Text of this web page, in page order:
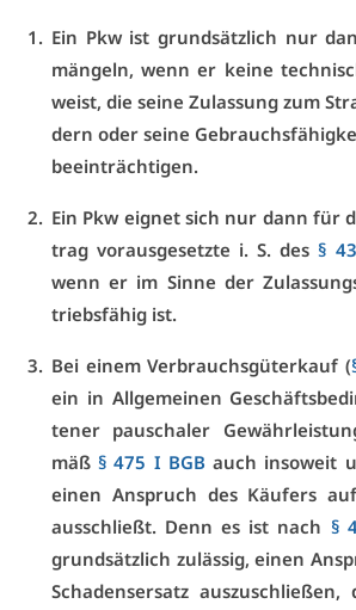
Ein Pkw ist grund­sätz­lich nur
män­geln, wenn er kei­ne
weist, die sei­ne Zu­las­sung zum
dern oder sei­ne
be­ein­träch­ti­gen.
Ein Pkw eig­net sich nur dann für
trag vor­aus­ge­setz­te i. S. des§
wenn er im Sin­ne der
triebs­fä­hig ist.
Bei ei­nem Ver­brauchs­gü­ter­kauf (
ein in All­ge­mei­nen
te­ner pau­scha­ler
mäß§ 475 I BGB auch in­so­weit
ei­nen An­spruch des Käu­fers
aus­schließt. Denn es ist nach §
grund­sätz­lich zu­läs­sig, ei­nen
Scha­dens­er­satz